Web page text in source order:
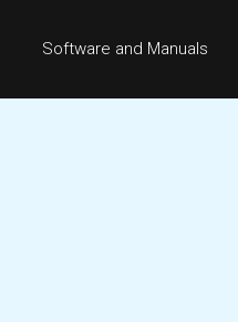
Software and Manuals